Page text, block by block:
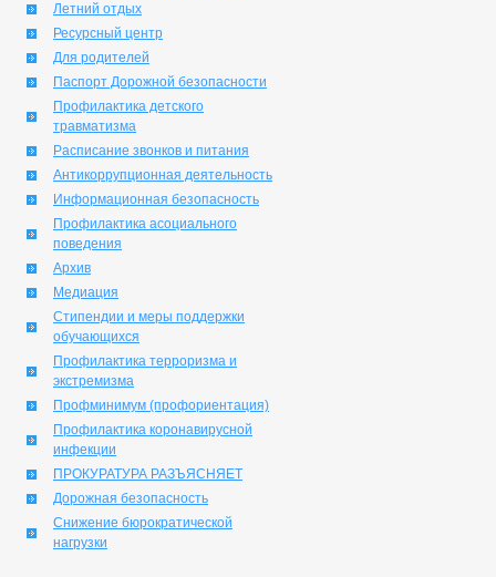
Летний отдых
Ресурсный центр
Для родителей
Паспорт Дорожной безопасности
Профилактика детского
травматизма
Расписание звонков и питания
Антикоррупционная деятельность
Информационная безопасность
Профилактика асоциального
поведения
Архив
Медиация
Стипендии и меры поддержки
обучающихся
Профилактика терроризма и
экстремизма
Профминимум (профориентация)
Профилактика коронавирусной
инфекции
ПРОКУРАТУРА РАЗЪЯСНЯЕТ
Дорожная безопасность
Снижение бюрократической
нагрузки